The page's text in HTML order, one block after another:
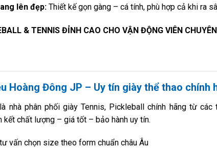
lên đẹp: Thiết kế gọn gàng – cá tính, phù hợp cả khi ra
& TENNIS ĐỈNH CAO CHO VẬN ĐỘNG VIÊN
Hoàng Đông JP – Uy tín giày thể thao chính
nhà phân phối giày Tennis, Pickleball chính hãng từ
kết chất lượng – giá tốt – bảo hành uy tín.
vấn chọn size theo form chuẩn châu Âu